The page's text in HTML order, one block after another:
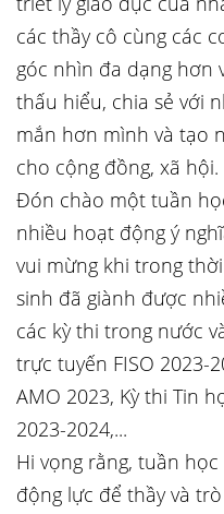
các thầy cô cùng các
góc nhìn đa dạng hơn
thấu hiểu, chia sẻ với
mắn hơn mình và tạo
cho cộng đồng, xã hội.
Đón chào một tuần
nhiều hoạt động ý
vui mừng khi trong
sinh đã giành được
các kỳ thi trong nước
trực tuyến FISO 2023-
AMO 2023, Kỳ thi Tin
2023-2024,...
Hi vọng rằng, tuần
động lực để thầy và